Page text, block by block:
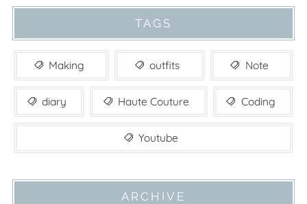
TAGS
Making outfits Note
diary Haute Couture Coding
Youtube
ARCHIVE